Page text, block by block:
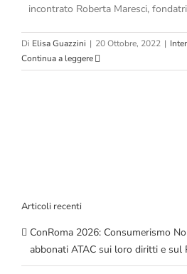
incontrato Roberta Maresci,
Di Elisa Guazzini | 20 Ottobre, 2022 |
Continua a leggere
Articoli recenti
ConRoma 2026: Consumerismo
abbonati ATAC sui loro diritti e sul